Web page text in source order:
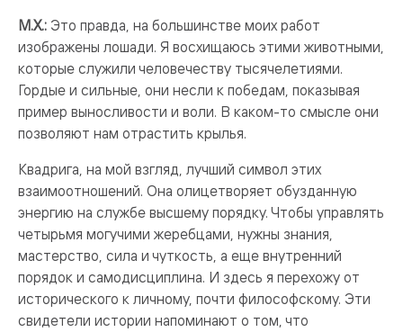
М.Х.: Это правда, на большинстве моих работ
изображены лошади. Я восхищаюсь этими животными,
которые служили человечеству тысячелетиями.
Гордые и сильные, они несли к победам, показывая
пример выносливости и воли. В каком-то смысле они
позволяют нам отрастить крылья.
Квадрига, на мой взгляд, лучший символ этих
взаимоотношений. Она олицетворяет обузданную
энергию на службе высшему порядку. Чтобы управлять
четырьмя могучими жеребцами, нужны знания,
мастерство, сила и чуткость, а еще внутренний
порядок и самодисциплина. И здесь я перехожу от
исторического к личному, почти философскому. Эти
свидетели истории напоминают о том, что